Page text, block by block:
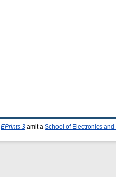
EPrints 3 amit a School of Electronics